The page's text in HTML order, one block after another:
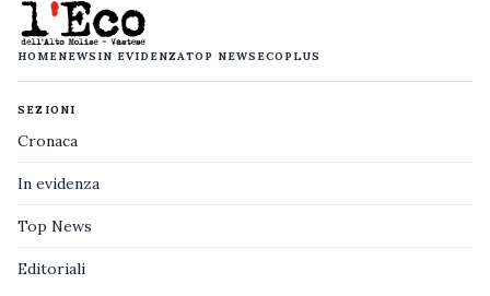
HOMENEWS IN EVIDENZATOP NEWS ECOPLUS
SEZIONI
Cronaca
In evidenza
Top News
Editoriali